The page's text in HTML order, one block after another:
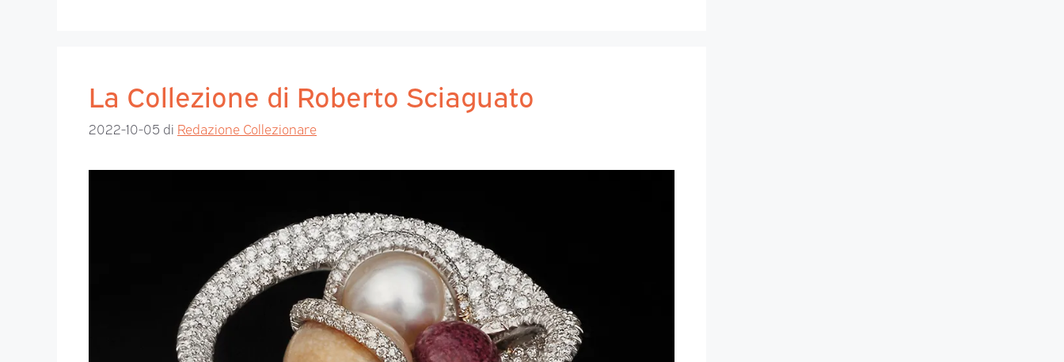
La Collezione di Roberto Sciaguato
2022-10-05 di Redazione Collezionare